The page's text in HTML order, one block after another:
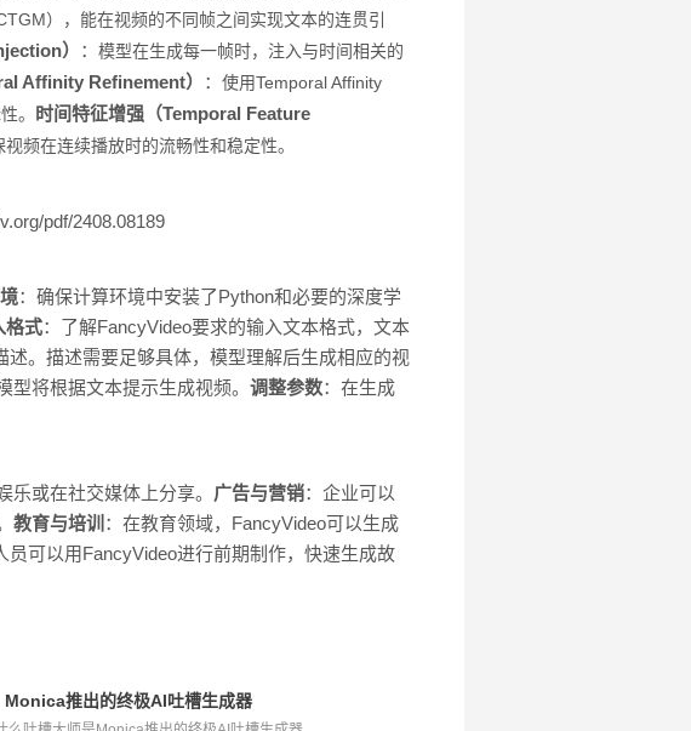
），能在视频的不同帧之间实现文本的连贯引
） ： 模型在生成每一帧时，注入与时间相关的
Affinity Refinement） ： 使用Temporal Affinity
。 时间特征增强（Temporal Feature
频在连续播放时的流畅性和稳定性。
pdf/2408.08189
：确保计算环境中安装了Python和必要的深度学
格式：了解FancyVideo要求的输入文本格式，文本
。描述需要足够具体，模型理解后生成相应的视
将根据文本提示生成视频。 调整参数：在生成
或在社交媒体上分享。 广告与营销：企业可以
教育与培训 ：在教育领域，FancyVideo可以生成
员可以用FancyVideo进行前期制作，快速生成故
Monica推出的终极AI吐槽生成器